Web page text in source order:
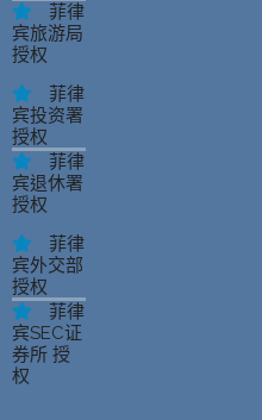
菲律
宾旅游局
授权
菲律
宾投资署
授权
菲律
宾退休署
授权
菲律
宾外交部
授权
菲律
宾SEC证
券所 授
权